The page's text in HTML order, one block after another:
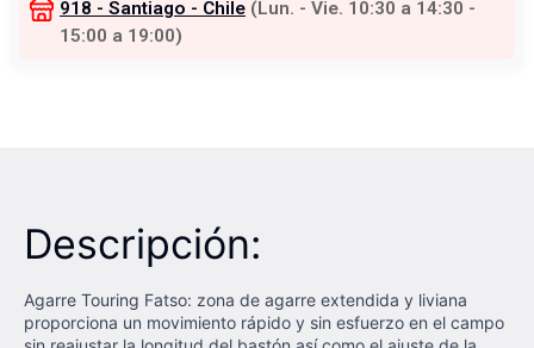
918 - Santiago - Chile (Lun. - Vie. 10:30 a 14:30 -
15:00 a 19:00)
Descripción:
Agarre Touring Fatso: zona de agarre extendida y liviana
proporciona un movimiento rápido y sin esfuerzo en el campo